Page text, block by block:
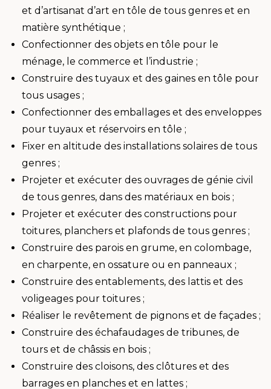
et d’artisanat d’art en tôle de tous genres et en
matière synthétique ;
Confectionner des objets en tôle pour le
ménage, le commerce et l’industrie ;
Construire des tuyaux et des gaines en tôle pour
tous usages ;
Confectionner des emballages et des enveloppes
pour tuyaux et réservoirs en tôle ;
Fixer en altitude des installations solaires de tous
genres ;
Projeter et exécuter des ouvrages de génie civil
de tous genres, dans des matériaux en bois ;
Projeter et exécuter des constructions pour
toitures, planchers et plafonds de tous genres ;
Construire des parois en grume, en colombage,
en charpente, en ossature ou en panneaux ;
Construire des entablements, des lattis et des
voligeages pour toitures ;
Réaliser le revêtement de pignons et de façades ;
Construire des échafaudages de tribunes, de
tours et de châssis en bois ;
Construire des cloisons, des clôtures et des
barrages en planches et en lattes ;